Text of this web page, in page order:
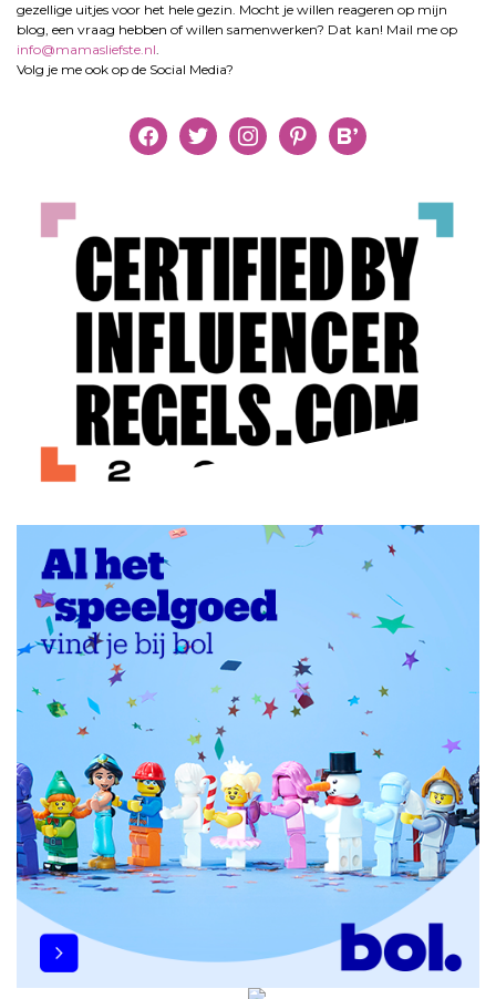
gezellige uitjes voor het hele gezin. Mocht je willen reageren op mijn
blog, een vraag hebben of willen samenwerken? Dat kan! Mail me op
info@mamasliefste.nl.
Volg je me ook op de Social Media?
facebooktwitter instagrampinterestbloglovin